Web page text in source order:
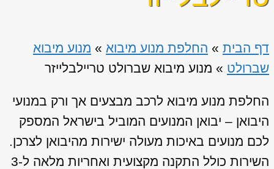
דף הבית » החלפת מנוע מיבוא » מנוע מיבוא
שברולט » מנוע מיבוא שברולט טריילבלייזר
החלפת מנוע מיבוא לרכב מבצעים אך ורק במנועי
היבואן – יבואן המנועים המוביל בישראל המספק
לכם מנועים באיכות מעולה ישירות מהיבואן לצרכן.
השירות כולל התקנה מקצועית ואחריות מלאה ל-3